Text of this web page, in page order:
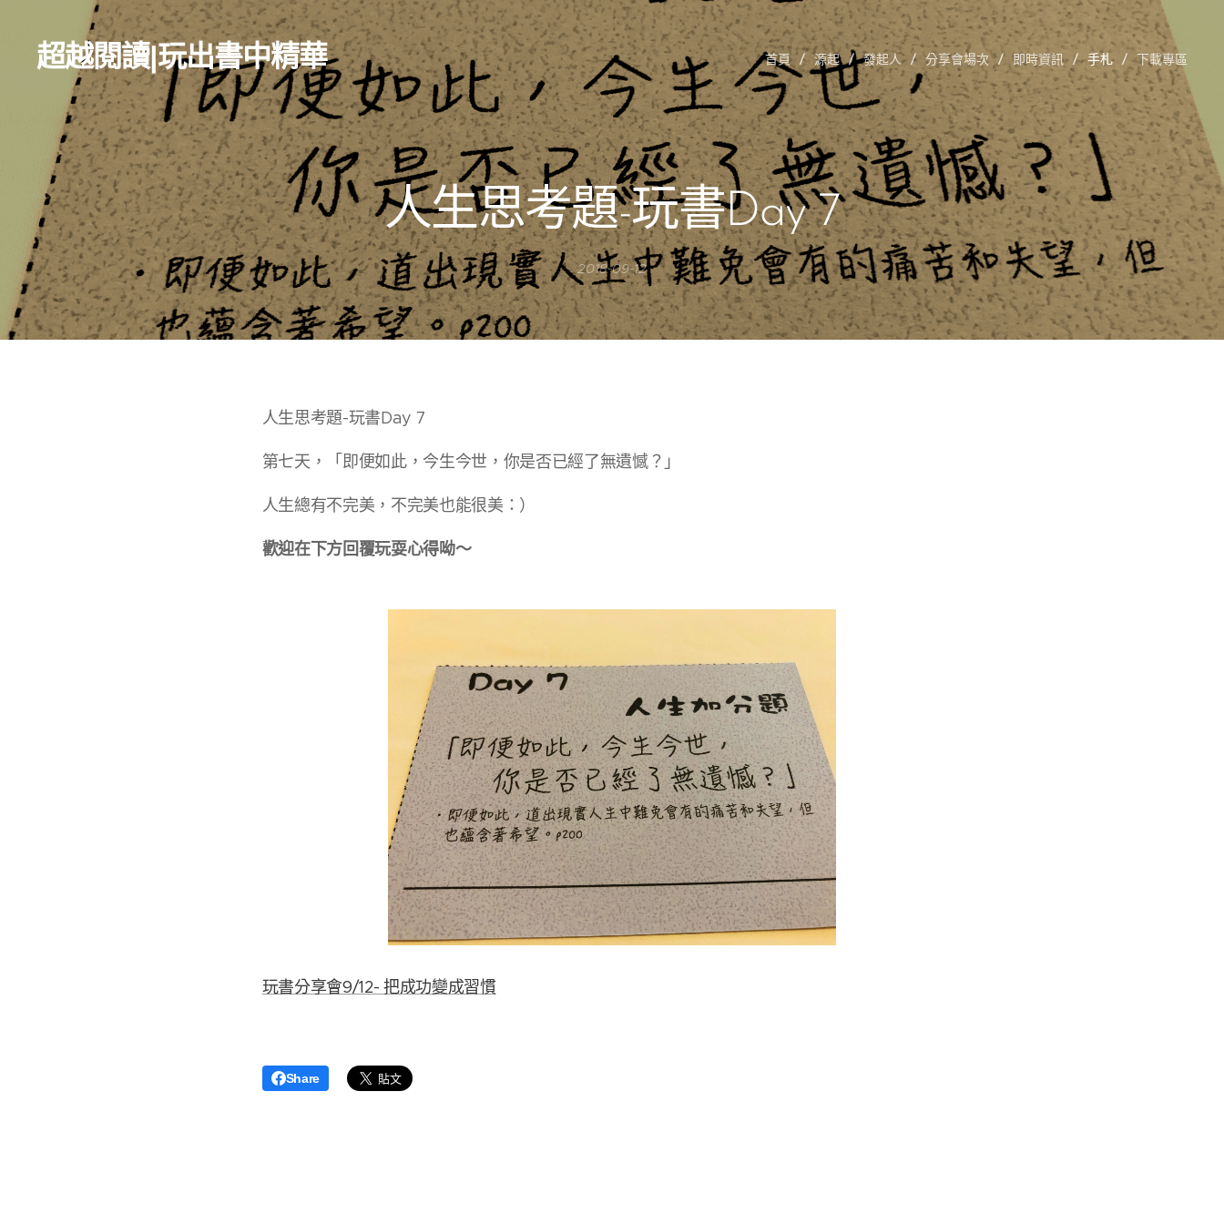
超越閱讀|玩出書中精華 首頁 源起 發起人 分享會場次 即時資訊 手札 下載專區
人生思考題-玩書Day 7
2018-09-12
人生思考題-玩書Day 7
第七天，「即便如此，今生今世，你是否已經了無遺憾？」
人生總有不完美，不完美也能很美：）
歡迎在下方回覆玩耍心得呦～
玩書分享會9/12- 把成功變成習慣
Share